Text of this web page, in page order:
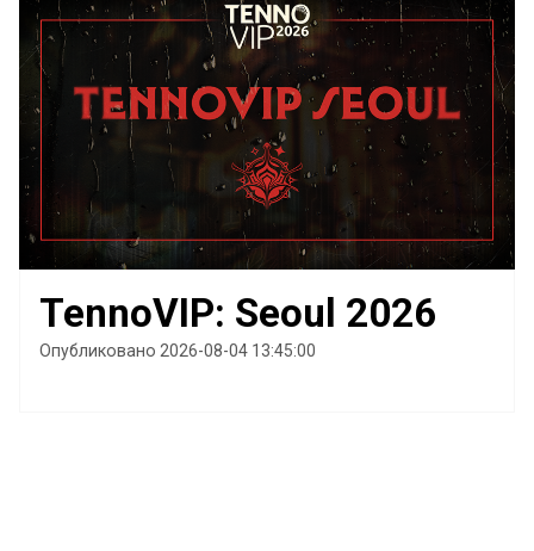
TennoVIP: Seoul 2026
Опубликовано 2026-08-04 13:45:00